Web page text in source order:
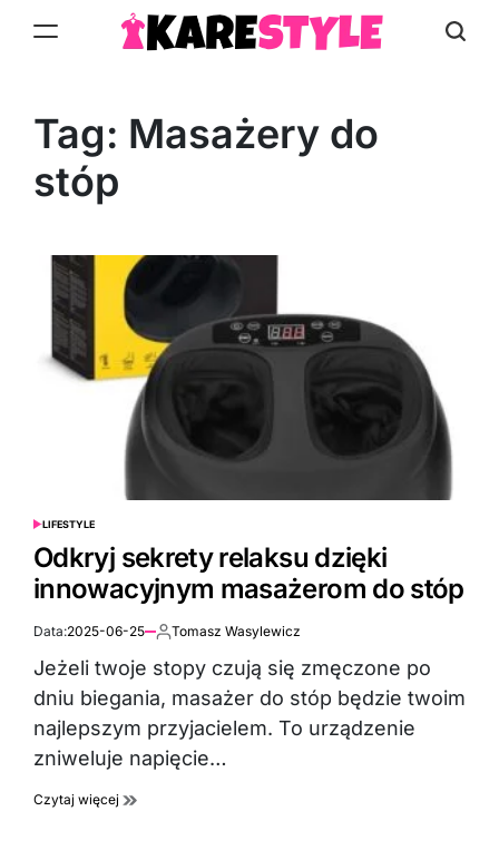
Tag: Masażery do
stóp
POSTED
IN
LIFESTYLE
Odkryj sekrety relaksu dzięki
innowacyjnym masażerom do stóp
Data:2025-06-25 Autor:
Tomasz Wasylewicz
Jeżeli twoje stopy czują się zmęczone po
dniu biegania, masażer do stóp będzie twoim
najlepszym przyjacielem. To urządzenie
zniweluje napięcie…
Czytaj więcej